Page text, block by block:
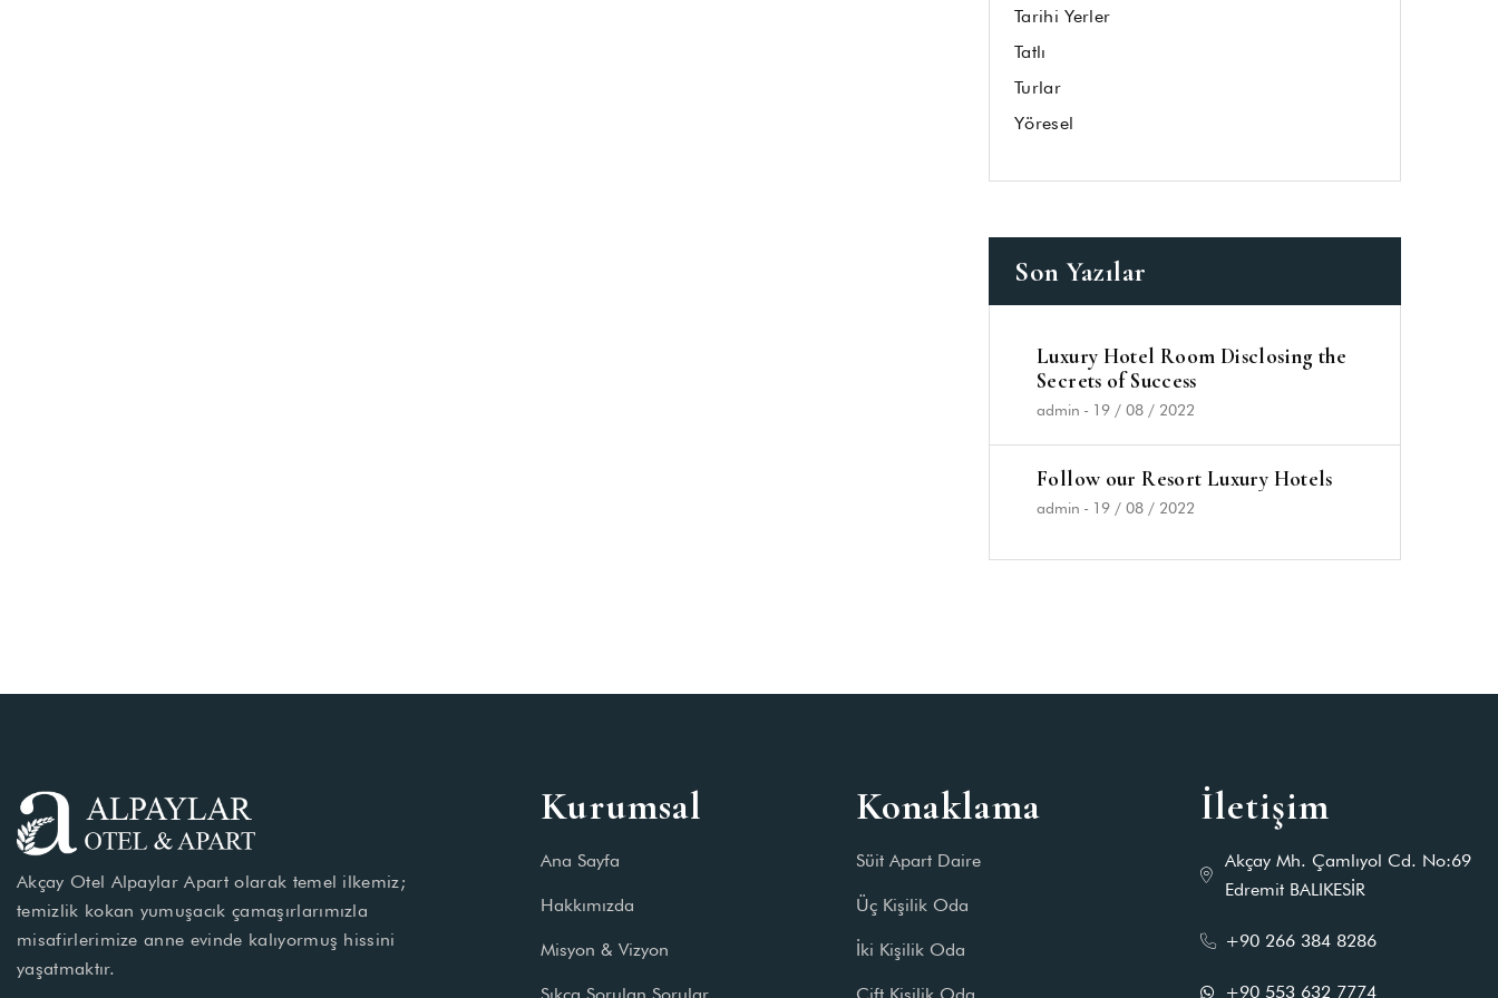
Tarihi Yerler
Tatlı
Turlar
Yöresel
Son Yazılar
Luxury Hotel Room Disclosing the
Secrets of Success
admin - 19 / 08 / 2022
Follow our Resort Luxury Hotels
admin - 19 / 08 / 2022
Akçay Otel Alpaylar Apart olarak temel ilkemiz;
temizlik kokan yumuşacık çamaşırlarımızla
misafirlerimize anne evinde kalıyormuş hissini
yaşatmaktır.
Kurumsal
Ana Sayfa
Hakkımızda
Misyon & Vizyon
Konaklama
Süit Apart Daire
Üç Kişilik Oda
İki Kişilik Oda
İletişim
Akçay Mh. Çamlıyol Cd. No:69
Edremit BALIKESİR
+90 266 384 8286
+90 553 632 7774